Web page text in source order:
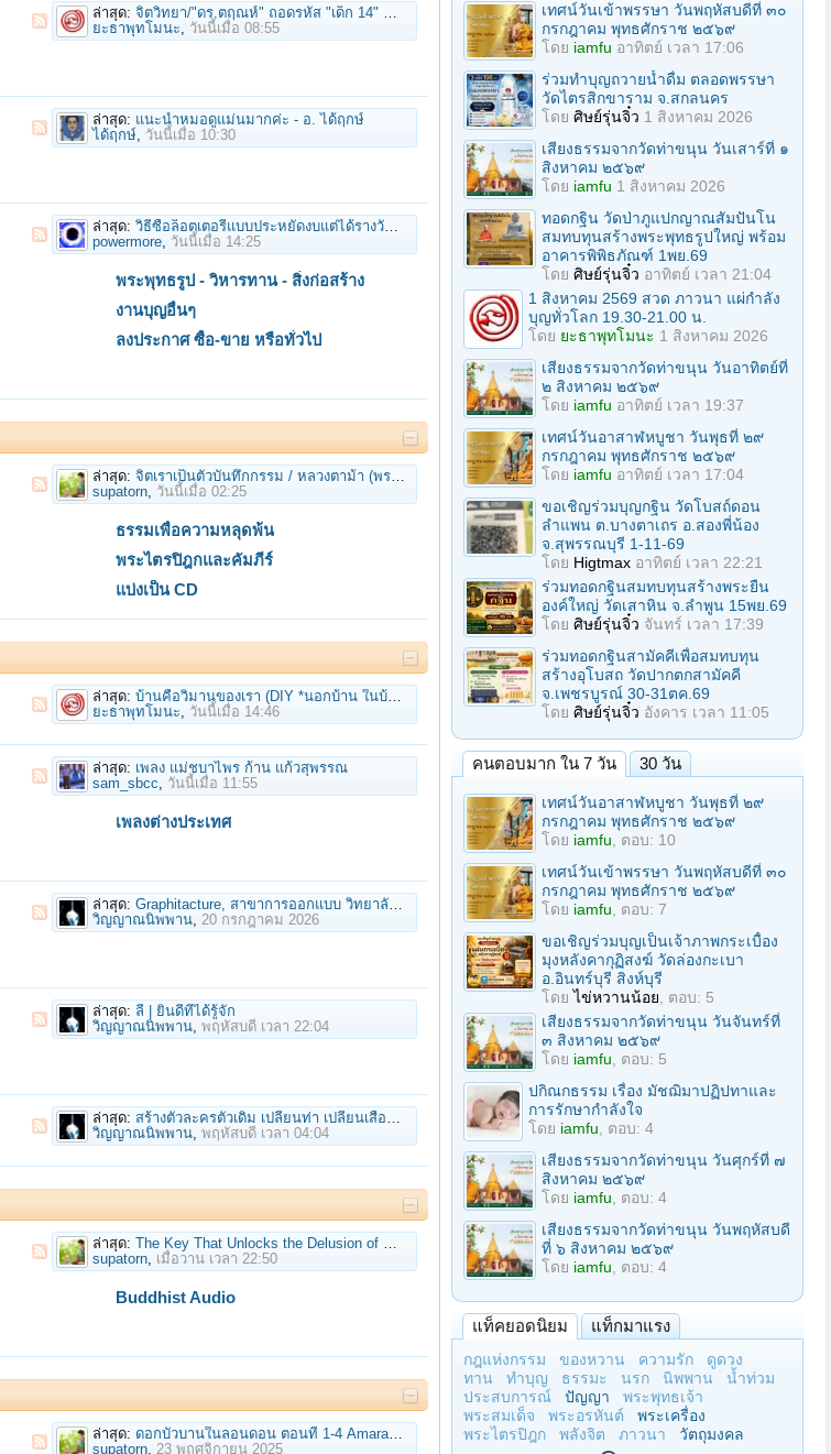
ล่าสุด: จิตวิทยา/"ดร.ตฤณห์" ถอดรหัส "เด็ก 14" ก่อเหตุสลด "กราดยิงเทพศิรินทร์"
ยะธาพุทโมนะ, วันนี้เมื่อ 08:55
ล่าสุด: แนะนำหมอดูแม่นมากค่ะ - อ. ได้ฤกษ์
ได้ฤกษ์, วันนี้เมื่อ 10:30
พระพุทธรูป - วิหารทาน - สิ่งก่อสร้าง
งานบุญอื่นๆ
ลงประกาศ ซื้อ-ขาย หรือทั่วไป
ล่าสุด: วิธีซื้อล็อตเตอรี่แบบประหยัดงบแต่ได้รางวัลใหญ่ต้องทำอย่างไร ฉบับจับมือทำ
powermore, วันนี้เมื่อ 14:25
ธรรมเพื่อความหลุดพ้น
พระไตรปิฎกและคัมภีร์
แบ่งเป็น CD
ล่าสุด: จิตเราเป็นตัวบันทึกกรรม / หลวงตาม้า (พระวรงคต วิริยะธโร)
supatorn, วันนี้เมื่อ 02:25
ล่าสุด: บ้านคือวิมานของเรา (DIY *นอกบ้าน ในบ้าน ของใช้ในบ้าน* )
ยะธาพุทโมนะ, วันนี้เมื่อ 14:46
เพลงต่างประเทศ
ล่าสุด: เพลง แม่ชบาไพร ก้าน แก้วสุพรรณ
sam_sbcc, วันนี้เมื่อ 11:55
ล่าสุด: Graphitacture, สาขาการออกแบบ วิทยาลัยการออกแบบ มหาวิทยาลัยรังสิต
วิญญาณนิพพาน, 20 กรกฎาคม 2026
ล่าสุด: ลี้ | ยินดีที่ได้รู้จัก
วิญญาณนิพพาน, พฤหัสบดี เวลา 22:04
ล่าสุด: สร้างตัวละครตัวเดิม เปลี่ยนท่า เปลี่ยนเสื้อผ้าหน้าผมได้ดังใจด้วย Leonardo AI ง่ายๆ ทำได้เอง!
วิญญาณนิพพาน, พฤหัสบดี เวลา 04:04
Buddhist Audio
ล่าสุด: The Key That Unlocks the Delusion of Our Minds / Ajahn Pasanno
supatorn, เมื่อวาน เวลา 22:50
ล่าสุด: ดอกบัวบานในลอนดอน ตอนที่ 1-4 Amaravati
supatorn, 23 พฤศจิกายน 2025
เทศน์วันเข้าพรรษา วันพฤหัสบดีที่ ๓๐
กรกฎาคม พุทธศักราช ๒๕๖๙
โดย iamfu อาทิตย์ เวลา 17:06
ร่วมทําบุญถวายน้ำดื่ม ตลอดพรรษา
วัดไตรสิกขาราม จ.สกลนคร
โดย ศิษย์รุ่นจิ๋ว 1 สิงหาคม 2026
เสียงธรรมจากวัดท่าขนุน วันเสาร์ที่ ๑
สิงหาคม ๒๕๖๙
โดย iamfu 1 สิงหาคม 2026
ทอดกฐิน วัดป่าภูแปกญาณสัมปันโน
สมทบทุนสร้างพระพุทธรูปใหญ่ พร้อม
อาคารพิพิธภัณฑ์ 1พย.69
โดย ศิษย์รุ่นจิ๋ว อาทิตย์ เวลา 21:04
1 สิงหาคม 2569 สวด ภาวนา แผ่กำลัง
บุญทั่วโลก 19.30-21.00 น.
โดย ยะธาพุทโมนะ 1 สิงหาคม 2026
เสียงธรรมจากวัดท่าขนุน วันอาทิตย์ที่
๒ สิงหาคม ๒๕๖๙
โดย iamfu อาทิตย์ เวลา 19:37
เทศน์วันอาสาฬหบูชา วันพุธที่ ๒๙
กรกฎาคม พุทธศักราช ๒๕๖๙
โดย iamfu อาทิตย์ เวลา 17:04
ขอเชิญร่วมบุญกฐิน วัดโบสถ์ดอน
ลำแพน ต.บางตาเถร อ.สองพี่น้อง
จ.สุพรรณบุรี 1-11-69
โดย Higtmax อาทิตย์ เวลา 22:21
ร่วมทอดกฐินสมทบทุนสร้างพระยืน
องค์ใหญ่ วัดเสาหิน จ.ลําพูน 15พย.69
โดย ศิษย์รุ่นจิ๋ว จันทร์ เวลา 17:39
ร่วมทอดกฐินสามัคคีเพื่อสมทบทุน
สร้างอุโบสถ วัดปากตกสามัคคี
จ.เพชรบูรณ์ 30-31ตค.69
โดย ศิษย์รุ่นจิ๋ว อังคาร เวลา 11:05
คนตอบมาก ใน 7 วัน 30 วัน
เทศน์วันอาสาฬหบูชา วันพุธที่ ๒๙
กรกฎาคม พุทธศักราช ๒๕๖๙
โดย iamfu , ตอบ: 10
เทศน์วันเข้าพรรษา วันพฤหัสบดีที่ ๓๐
กรกฎาคม พุทธศักราช ๒๕๖๙
โดย iamfu , ตอบ: 7
ขอเชิญร่วมบุญเป็นเจ้าภาพกระเบื้อง
มุงหลังคากุฏิสงฆ์ วัดล่องกะเบา
อ.อินทร์บุรี สิงห์บุรี
โดยไข่หวานน้อย , ตอบ: 5
เสียงธรรมจากวัดท่าขนุน วันจันทร์ที่
๓ สิงหาคม ๒๕๖๙
โดย iamfu , ตอบ: 5
ปกิณกธรรม เรื่อง มัชฌิมาปฏิปทาและ
การรักษากำลังใจ
โดย iamfu , ตอบ: 4
เสียงธรรมจากวัดท่าขนุน วันศุกร์ที่ ๗
สิงหาคม ๒๕๖๙
โดย iamfu , ตอบ: 4
เสียงธรรมจากวัดท่าขนุน วันพฤหัสบดี
ที่ ๖ สิงหาคม ๒๕๖๙
โดย iamfu , ตอบ: 4
แท็คยอดนิยม แท็กมาแรง
กฎแห่งกรรม ของหวาน ความรัก
ดูดวง
ทาน
ทำบุญ ธรรมะ นรก นิพพาน
น้ำท่วม
ประสบการณ์
ปัญญา
พระพุทธเจ้า
พระสมเด็จ
พระอรหันต์
พระเครื่อง
พระไตรปิฎก
พลังจิต ภาวนา วัตถุมงคล